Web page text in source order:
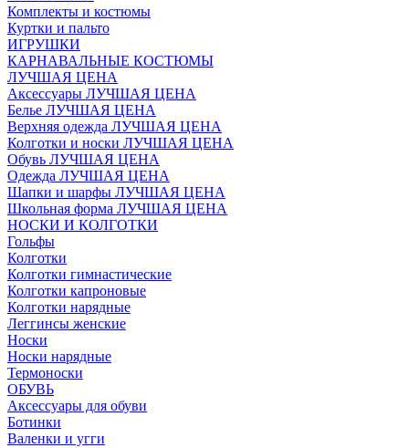
Комплекты и костюмы
Куртки и пальто
ИГРУШКИ
КАРНАВАЛЬНЫЕ КОСТЮМЫ
ЛУЧШАЯ ЦЕНА
Аксессуары ЛУЧШАЯ ЦЕНА
Белье ЛУЧШАЯ ЦЕНА
Верхняя одежда ЛУЧШАЯ ЦЕНА
Колготки и носки ЛУЧШАЯ ЦЕНА
Обувь ЛУЧШАЯ ЦЕНА
Одежда ЛУЧШАЯ ЦЕНА
Шапки и шарфы ЛУЧШАЯ ЦЕНА
Школьная форма ЛУЧШАЯ ЦЕНА
НОСКИ И КОЛГОТКИ
Гольфы
Колготки
Колготки гимнастические
Колготки капроновые
Колготки нарядные
Леггинсы женские
Носки
Носки нарядные
Термоноски
ОБУВЬ
Аксессуары для обуви
Ботинки
Валенки и угги